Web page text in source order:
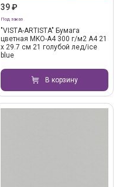
39 ₽
Под заказ
"VISTA-ARTISTA" Бумага
цветная MKO-A4 300 г/м2 A4 21
х 29.7 см 21 голубой лед/ice
blue
В корзину